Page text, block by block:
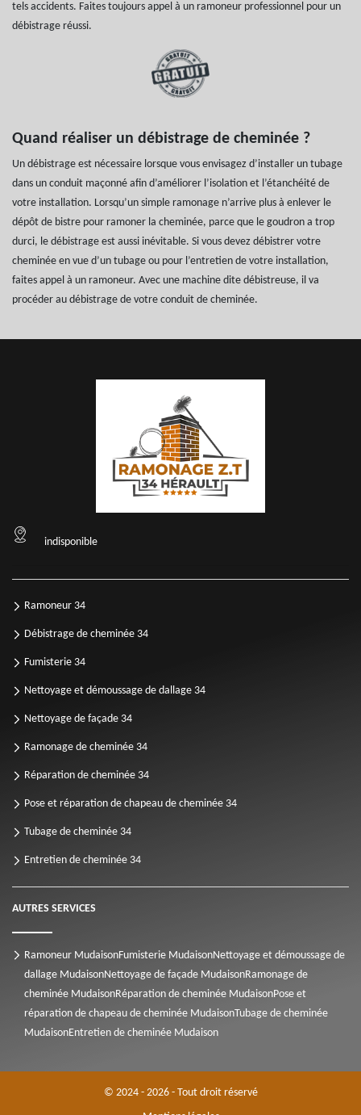
tels accidents. Faites toujours appel à un ramoneur professionnel pour un
débistrage réussi.
Quand réaliser un débistrage de cheminée ?
Un débistrage est nécessaire lorsque vous envisagez d’installer un tubage
dans un conduit maçonné afin d’améliorer l’isolation et l’étanchéité de
votre installation. Lorsqu’un simple ramonage n’arrive plus à enlever le
dépôt de bistre pour ramoner la cheminée, parce que le goudron a trop
durci, le débistrage est aussi inévitable. Si vous devez débistrer votre
cheminée en vue d’un tubage ou pour l’entretien de votre installation,
faites appel à un ramoneur. Avec une machine dite débistreuse, il va
procéder au débistrage de votre conduit de cheminée.
indisponible
Ramoneur 34
Débistrage de cheminée 34
Fumisterie 34
Nettoyage et démoussage de dallage 34
Nettoyage de façade 34
Ramonage de cheminée 34
Réparation de cheminée 34
Pose et réparation de chapeau de cheminée 34
Tubage de cheminée 34
Entretien de cheminée 34
AUTRES SERVICES
Ramoneur MudaisonFumisterie MudaisonNettoyage et démoussage de
dallage MudaisonNettoyage de façade MudaisonRamonage de
cheminée MudaisonRéparation de cheminée MudaisonPose et
réparation de chapeau de cheminée MudaisonTubage de cheminée
MudaisonEntretien de cheminée Mudaison
© 2024 - 2026 - Tout droit réservé